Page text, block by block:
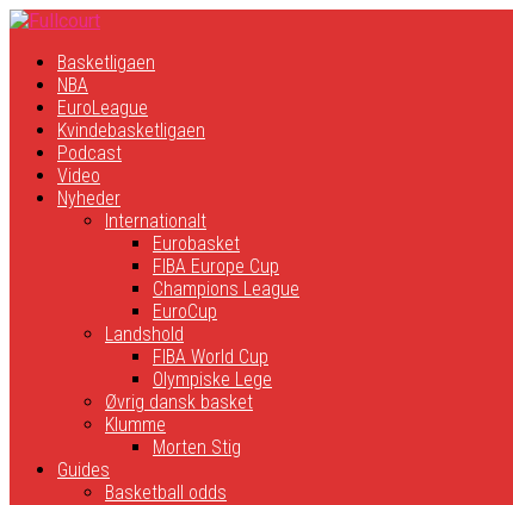
Basketligaen
NBA
EuroLeague
Kvindebasketligaen
Podcast
Video
Nyheder
Internationalt
Eurobasket
FIBA Europe Cup
Champions League
EuroCup
Landshold
FIBA World Cup
Olympiske Lege
Øvrig dansk basket
Klumme
Morten Stig
Guides
Basketball odds